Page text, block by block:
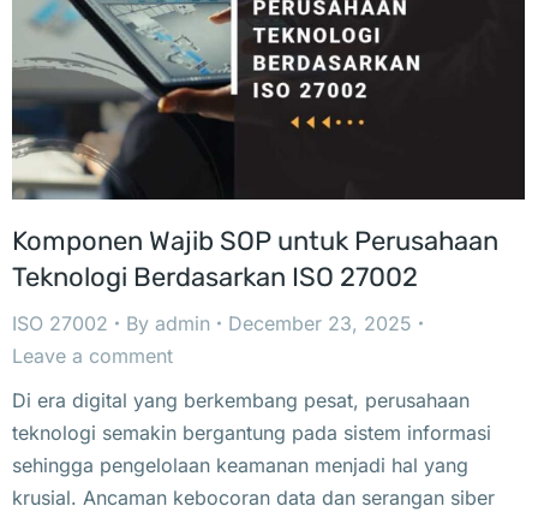
Komponen Wajib SOP untuk Perusahaan
Teknologi Berdasarkan ISO 27002
ISO 27002 By admin
December 23, 2025
Leave a comment
Di era digital yang berkembang pesat, perusahaan
teknologi semakin bergantung pada sistem informasi
sehingga pengelolaan keamanan menjadi hal yang
krusial. Ancaman kebocoran data dan serangan siber